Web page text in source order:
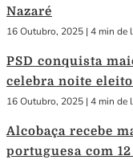
Nazaré
16 Outubro, 2025 | 4 min de
PSD conquista
celebra noite
16 Outubro, 2025 | 4 min de
Alcobaça recebe
portuguesa com